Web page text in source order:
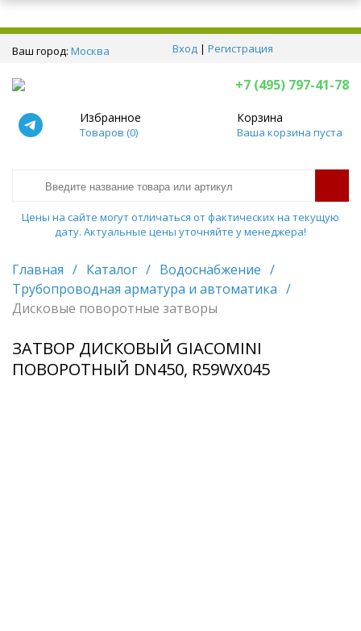
Ваш город: Москва Вход | Регистрация
+7 (495) 797-41-78
Избранное
Товаров (0)
Корзина
Ваша корзина пуста
Цены на сайте могут отличаться от фактических на текущую
дату. Актуальные цены уточняйте у менеджера!
Главная / Каталог / Водоснабжение /
Трубопроводная арматура и автоматика /
Дисковые поворотные затворы
ЗАТВОР ДИСКОВЫЙ GIACOMINI
ПОВОРОТНЫЙ DN450, R59WX045